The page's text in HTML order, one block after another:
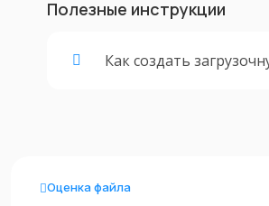
Полезные инструкции
Как создать
Оценка файла